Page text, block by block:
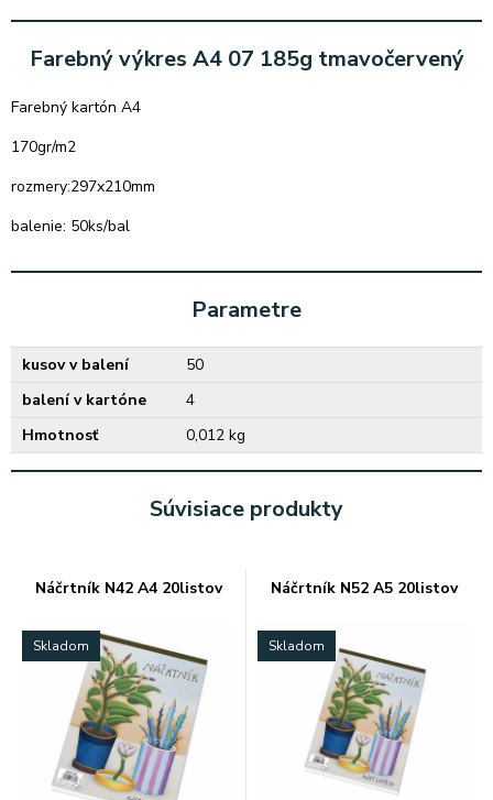
Farebný výkres A4 07 185g tmavočervený
Farebný kartón A4
170gr/m2
rozmery:297x210mm
balenie: 50ks/bal
Parametre
kusov v balení
50
balení v kartóne
4
Hmotnosť
0,012 kg
Súvisiace produkty
Náčrtník N42 A4 20listov
Skladom
Náčrtník N52 A5 20listov
Skladom